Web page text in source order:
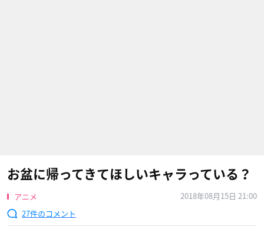
お盆に帰ってきてほしいキャラっている？
アニメ
2018年08月15日 21:00
27